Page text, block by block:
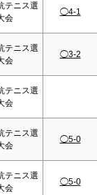
テニス選
会
◯4-1
テニス選
会
◯3-2
テニス選
会
テニス選
会
◯5-0
テニス選
会
◯5-0